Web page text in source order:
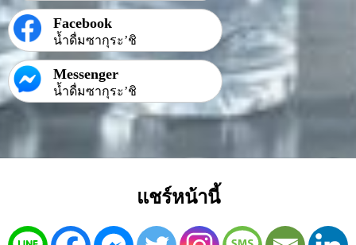
Facebook
น้ำดื่มซากุระ’ชิ
Messenger
น้ำดื่มซากุระ’ชิ
แชร์หน้านี้